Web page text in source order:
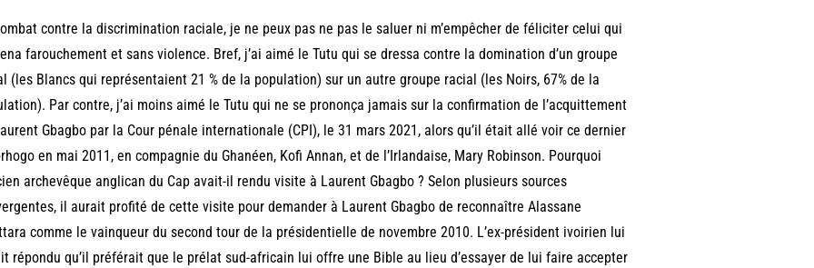
contre la discrimination raciale, je ne peux pas ne pas le saluer ni m’empêcher de féliciter celui qui
farouchement et sans violence. Bref, j’ai aimé le Tutu qui se dressa contre la domination d’un groupe
(les Blancs qui représentaient 21 % de la population) sur un autre groupe racial (les Noirs, 67% de la
Par contre, j’ai moins aimé le Tutu qui ne se prononça jamais sur la confirmation de l’acquittement
Gbagbo par la Cour pénale internationale (CPI), le 31 mars 2021, alors qu’il était allé voir ce dernier
en mai 2011, en compagnie du Ghanéen, Kofi Annan, et de l’Irlandaise, Mary Robinson. Pourquoi
archevêque anglican du Cap avait-il rendu visite à Laurent Gbagbo ? Selon plusieurs sources
il aurait profité de cette visite pour demander à Laurent Gbagbo de reconnaître Alassane
comme le vainqueur du second tour de la présidentielle de novembre 2010. L’ex-président ivoirien lui
répondu qu’il préférait que le prélat sud-africain lui offre une Bible au lieu d’essayer de lui faire accepter